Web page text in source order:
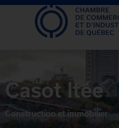
Casot ltée
Construction et immobilier